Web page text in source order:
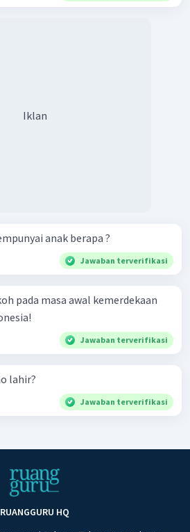
Iklan
anak berapa ?
Jawaban terverifikasi
pada masa awal kemerdekaan
Jawaban terverifikasi
lahir?
Jawaban terverifikasi
RUANGGURU HQ